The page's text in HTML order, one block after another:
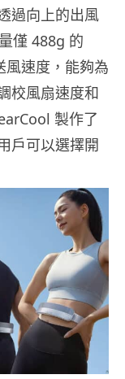
過向上的出風
僅 488g 的
速度，能夠為
校風扇速度和
製作了
戶可以選擇開